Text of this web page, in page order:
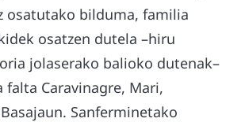
osatutako bilduma, familia
osatzen dutela –hiru
jolaserako balioko dutenak–
falta Caravinagre, Mari,
Sanferminetako